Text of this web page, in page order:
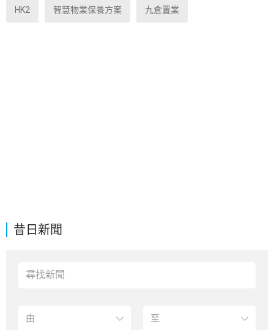
昔日新聞
HK2 智慧物業保養方案 九倉置業